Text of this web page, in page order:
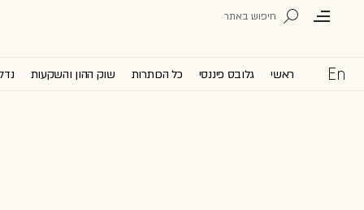
ראשי גלובס פיננסי כל הכותרות שוק ההון והשקעות